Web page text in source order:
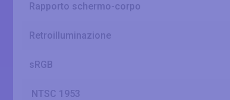
Rapporto schermo-corpo
Retroilluminazione
sRGB
NTSC 1953